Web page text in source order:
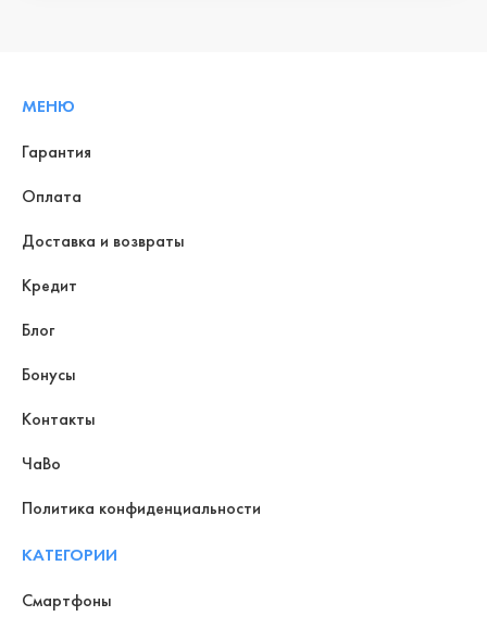
МЕНЮ
Гарантия
Оплата
Доставка и возвраты
Кредит
Блог
Бонусы
Контакты
ЧаВо
Политика конфиденциальности
КАТЕГОРИИ
Смартфоны